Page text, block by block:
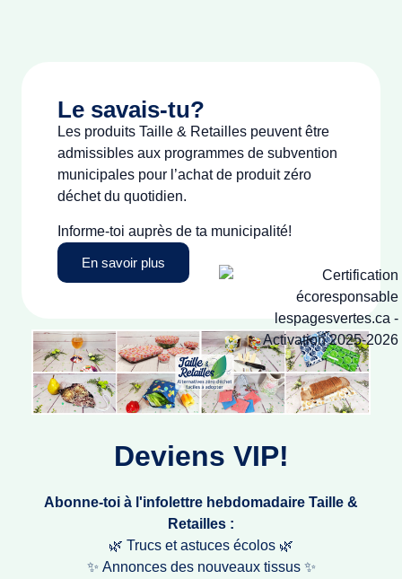
Le savais-tu?
Les produits Taille & Retailles peuvent être
admissibles aux programmes de subvention
municipales pour l’achat de produit zéro
déchet du quotidien.
Informe-toi auprès de ta municipalité!
En savoir plus